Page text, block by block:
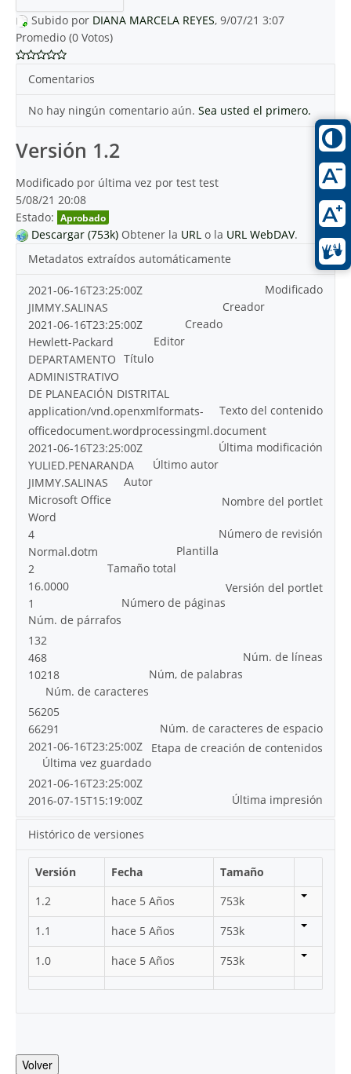
Subido por DIANA MARCELA REYES, 9/07/21 3:07
Promedio (0 Votos)
Comentarios
No hay ningún comentario aún. Sea usted el primero.
Versión 1.2
Modificado por última vez por test test
5/08/21 20:08
Estado: Aprobado
Descargar (753k) Obtener la URL o la URL WebDAV.
Metadatos extraídos automáticamente
Modificado
2021-06-16T23:25:00Z
Creador
JIMMY.SALINAS
Creado
2021-06-16T23:25:00Z
Editor
Hewlett-Packard
Título
DEPARTAMENTO
ADMINISTRATIVO
DE PLANEACIÓN DISTRITAL
Texto del contenido
application/vnd.openxmlformats-
officedocument.wordprocessingml.document
Última modificación
2021-06-16T23:25:00Z
Último autor
YULIED.PENARANDA
Autor
JIMMY.SALINAS
Nombre del portlet
Microsoft Office
Word
Número de revisión
4
Plantilla
Normal.dotm
Tamaño total
2
Versión del portlet
16.0000
Número de páginas
1
Núm. de párrafos
132
Núm. de líneas
468
Núm, de palabras
10218
Núm. de caracteres
56205
Núm. de caracteres de espacio
66291
Etapa de creación de contenidos
2021-06-16T23:25:00Z
Última vez guardado
2021-06-16T23:25:00Z
Última impresión
2016-07-15T15:19:00Z
Histórico de versiones
Versión Fecha
Tamaño
1.2
hace 5 Años
753k
1.1
hace 5 Años
753k
1.0
hace 5 Años 753k
Volver